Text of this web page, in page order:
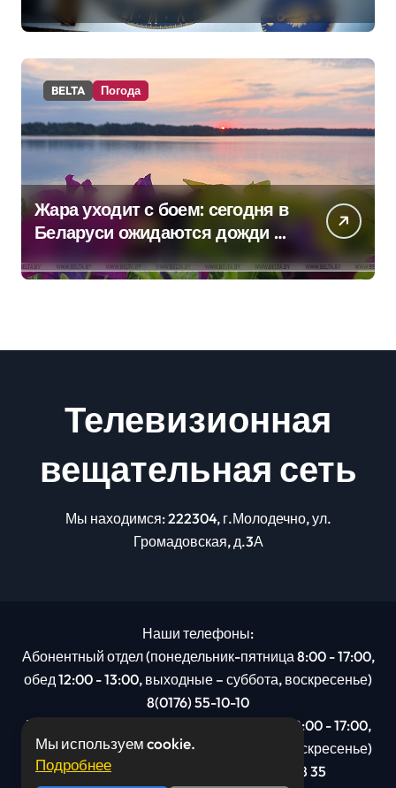
BELTA Погода
Жара уходит с боем: сегодня в
Беларуси ожидаются дожди и
грозы
Телевизионная
вещательная сеть
Мы находимся: 222304, г.Молодечно, ул.
Громадовская, д.3А
Наши телефоны:
Абонентный отдел (понедельник-пятница 8:00 - 17:00,
обед 12:00 - 13:00, выходные – суббота, воскресенье)
8(0176) 55-10-10
Рекламный отдел (понедельник-пятница 8:00 - 17:00,
обед 12:00 - 13:00, выходные – суббота, воскресенье)
8(0176): 54 95 80, МТС +375 29 201 78 35
Мы используем cookie.
Подробнее